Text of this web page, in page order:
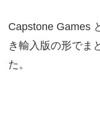
Capstone Games
き輸入版の形でま
た。